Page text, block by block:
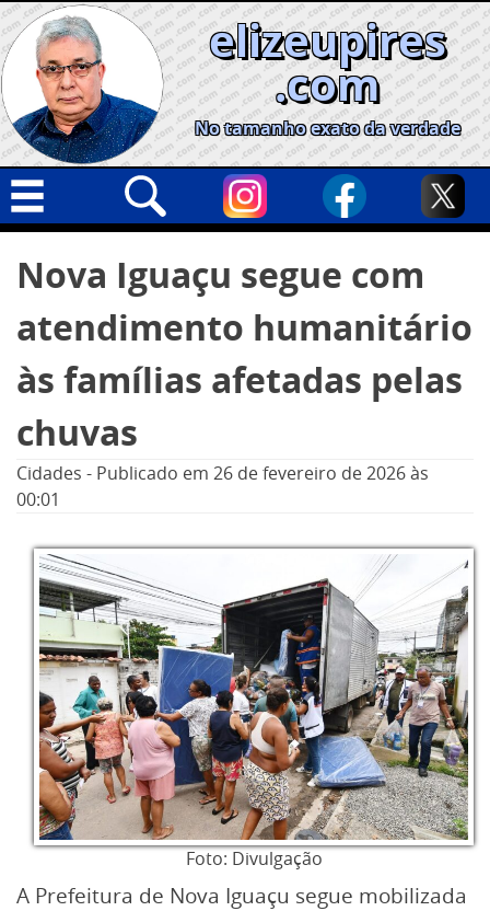
Skip
to
content
elizeupires
.com
No tamanho exato da verdade
Geral
Cidades
Política
Opinião
Informe especial
por:
Nova Iguaçu segue com
atendimento humanitário
às famílias afetadas pelas
chuvas
Cidades - Publicado em 26 de fevereiro de 2026às
00:01
Foto: Divulgação
A Prefeitura de Nova Iguaçu segue mobilizada